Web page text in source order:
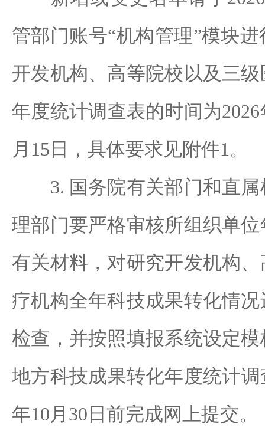
管部门账号“机构管理”模块
开发机构、高等院校以及三
年度统计调查表的时间为2026
月15日，具体要求见附件1。
3. 国务院有关部门和直属
理部门要严格审核所组织单
有关材料，对研究开发机构
疗机构全年科技成果转化情
检查，并按照填报系统设定
地方科技成果转化年度统计
年10月30日前完成网上提交。